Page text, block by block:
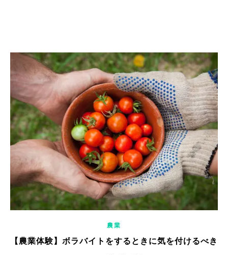
農業
【農業体験】ボラバイトをするときに気を付けるべき